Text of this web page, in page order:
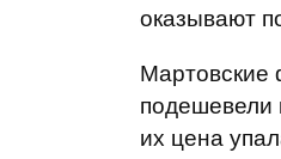
оказывают
Мартовские
подешевели
их цена